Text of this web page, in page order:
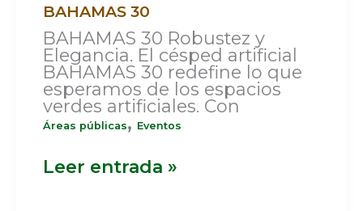
BAHAMAS 30
BAHAMAS 30 Robustez y
Elegancia. El césped artificial
BAHAMAS 30 redefine lo que
esperamos de los espacios
verdes artificiales. Con
Áreas públicas, Eventos
Leer entrada »